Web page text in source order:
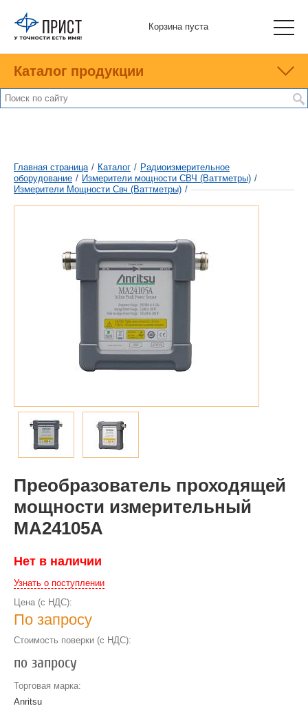
Корзина пуста
Каталог продукции
Главная страница / Каталог / Радиоизмерительное
оборудование / Измерители мощности СВЧ (Ваттметры) /
Измерители Мощности Свч (Ваттметры) /
Преобразователь проходящей
мощности измерительный
MA24105A
Нет в наличии
Узнать о поступлении
Цена (с НДС):
По запросу
Стоимость поверки (с НДС):
по запросу
Торговая марка:
Anritsu